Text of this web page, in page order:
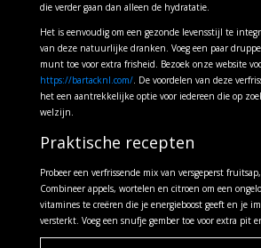
die verder gaan dan alleen de hydratatie.
Het is eenvoudig om een gezonde levensstijl te
van deze natuurlijke dranken. Voeg een paar
munt toe voor extra frisheid. Bezoek onze website
https://bartacknl.com/. De voordelen van deze
het een aantrekkelijke optie voor iedereen die op
welzijn.
Praktische recepten
Probeer een verfrissende mix van versgeperst
Combineer appels, wortelen en citroen om een
vitamines te creëren die je energieboost geeft en je
versterkt. Voeg een snufje gember toe voor extra pit